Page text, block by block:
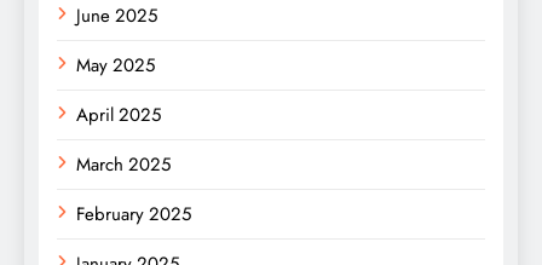
June 2025
May 2025
April 2025
March 2025
February 2025